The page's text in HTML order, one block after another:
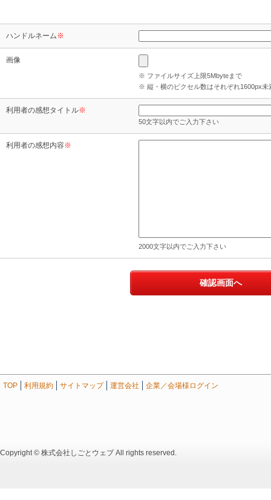
ハンドルネーム※
画像
※ ファイルサイズ上限5Mbyteまで
※ 縦・横のピクセル数はそれぞれ1600px未
利用者の感想タイトル※
50文字以内でご入力下さい
利用者の感想内容※
2000文字以内でご入力下さい
TOP 利用規約 サイトマップ 運営会社 企業／会場様ログイン
Copyright © 株式会社しごとウェブ All rights reserved.